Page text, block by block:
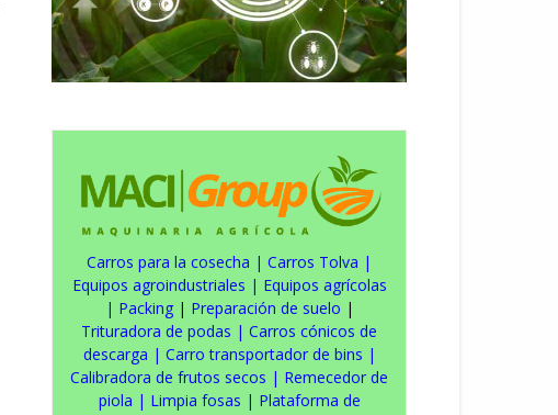
Carros para la cosecha | Carros Tolva |
Equipos agroindustriales | Equipos agrícolas
| Packing| Preparación de suelo |
Trituradora de podas | Carros cónicos de
descarga | Carro transportador de bins |
Calibradora de frutos secos | Remecedor de
piola | Limpia fosas | Plataforma de